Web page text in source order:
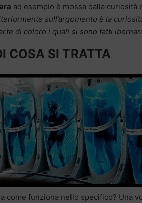
ad esempio è mossa dalla curiosità
sull’argomento è la
di coloro i quali si sono fatti
COSA SI TRATTA
come funziona nello specifico? Una